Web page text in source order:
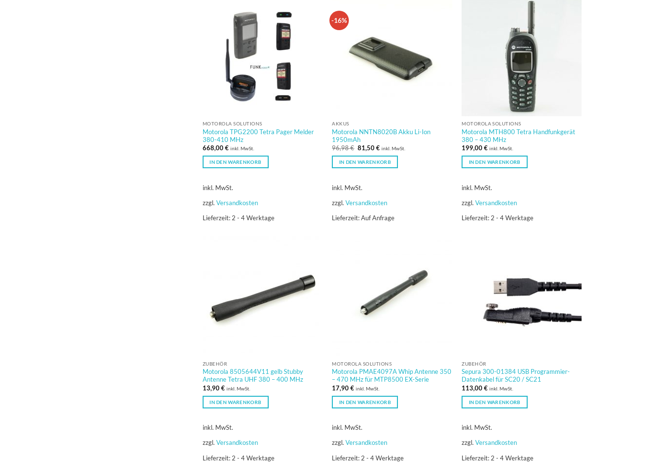
MOTOROLA SOLUTIONS
Motorola TPG2200 Tetra Pager Melder
380-410 MHz
668,00€ inkl. MwSt.
IN DEN WARENKORB
inkl. MwSt.
zzgl. Versandkosten
Lieferzeit: 2 - 4 Werktage
-16%
AKKUS
Motorola NNTN8020B Akku Li-Ion
1950mAh
96,98€ Ursprünglicher
Preis
war:
96,98 €
81,50€Aktueller
ist:
81,50 €.
inkl. MwSt.
IN DEN WARENKORB
inkl. MwSt.
zzgl.Versandkosten
Lieferzeit:Auf Anfrage
MOTOROLA SOLUTIONS
Motorola MTH800 Tetra Handfunkgerät
380 – 430 MHz
199,00€ inkl. MwSt.
IN DEN WARENKORB
inkl. MwSt.
zzgl.Versandkosten
Lieferzeit: 2 - 4 Werktage
ZUBEHÖR
Motorola 8505644V11 gelb Stubby
Antenne Tetra UHF 380 – 400 MHz
13,90€ inkl. MwSt.
IN DEN WARENKORB
inkl. MwSt.
zzgl. Versandkosten
Lieferzeit: 2 - 4 Werktage
MOTOROLA SOLUTIONS
Motorola PMAE4097A Whip Antenne 350
– 470 MHz für MTP8500 EX-Serie
17,90€ inkl. MwSt.
IN DEN WARENKORB
inkl. MwSt.
zzgl.Versandkosten
Lieferzeit: 2 - 4 Werktage
ZUBEHÖR
Sepura 300-01384 USB Programmier-
Datenkabel für SC20 / SC21
113,00€ inkl. MwSt.
IN DEN WARENKORB
inkl. MwSt.
zzgl.Versandkosten
Lieferzeit: 2 - 4 Werktage